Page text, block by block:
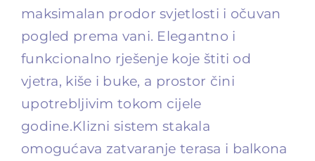
maksimalan prodor svjetlosti i očuvan
pogled prema vani. Elegantno i
funkcionalno rješenje koje štiti od
vjetra, kiše i buke, a prostor čini
upotrebljivim tokom cijele
godine.Klizni sistem stakala
omogućava zatvaranje terasa i balkona